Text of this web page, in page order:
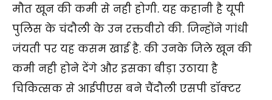
मौत खून की कमी से नही होगी. यह कहानी है यूपी
पुलिस के चंदौली के उन रक्तवीरो की. जिन्होंने गांधी
जंयती पर यह कसम खाई है. की उनके जिले खून की
कमी नही होने देंगे और इसका बीड़ा उठाया है
चिकित्सक से आईपीएस बने चैंदौली एसपी डॉक्टर